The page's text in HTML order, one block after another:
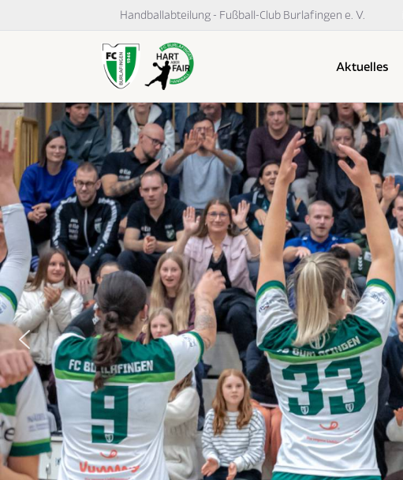
Handballabteilung - Fußball-Club Burlafingen e. V.
Aktuelles